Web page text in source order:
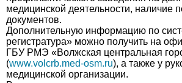
медицинской деятельности, наличие
документов.
Дополнительную информацию по
регистратура» можно получить на
ГБУ РМЭ «Волжская центральная
(www.volcrb.med-osm.ru), а также у
медицинской организации.